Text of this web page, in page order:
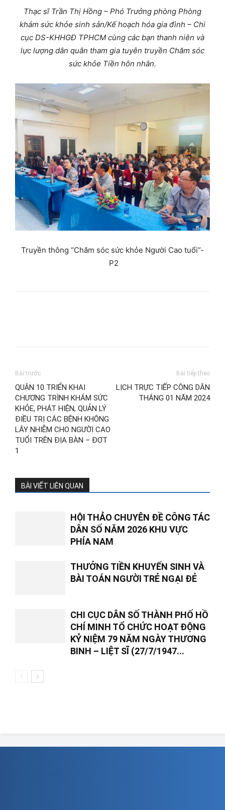
Thạc sĩ Trần Thị Hồng – Phó Trưởng phòng Phòng
khám sức khỏe sinh sản/Kế hoạch hóa gia đình – Chi
cục DS-KHHGĐ TPHCM cùng các bạn thanh niên và
lực lượng dân quân tham gia tuyên truyền Chăm sóc
sức khỏe Tiền hôn nhân.
Truyền thông “Chăm sóc sức khỏe Người Cao tuổi”-
P2
Bài trước
QUẬN 10 TRIỂN KHAI
CHƯƠNG TRÌNH KHÁM SỨC
KHỎE, PHÁT HIỆN, QUẢN LÝ
ĐIỀU TRỊ CÁC BỆNH KHÔNG
LÂY NHIỄM CHO NGƯỜI CAO
TUỔI TRÊN ĐỊA BÀN – ĐỢT
1
Bài tiếp theo
LỊCH TRỰC TIẾP CÔNG DÂN
THÁNG 01 NĂM 2024
BÀI VIẾT LIÊN QUAN
HỘI THẢO CHUYÊN ĐỀ CÔNG TÁC
DÂN SỐ NĂM 2026 KHU VỰC
PHÍA NAM
THƯỞNG TIỀN KHUYẾN SINH VÀ
BÀI TOÁN NGƯỜI TRẺ NGẠI ĐẺ
CHI CỤC DÂN SỐ THÀNH PHỐ HỒ
CHÍ MINH TỔ CHỨC HOẠT ĐỘNG
KỶ NIỆM 79 NĂM NGÀY THƯƠNG
BINH – LIỆT SĨ (27/7/1947...